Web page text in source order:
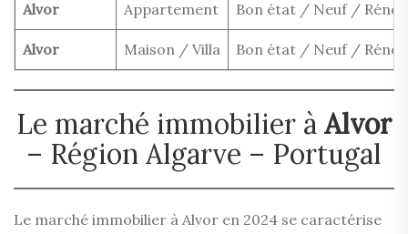
Alvor Appartement Bon état / Neuf /
Alvor Maison / Villa Bon état / Neuf /
Le marché immobilier à Alvor
– Région Algarve – Portugal
Le marché immobilier à Alvor en 2024 se caractérise